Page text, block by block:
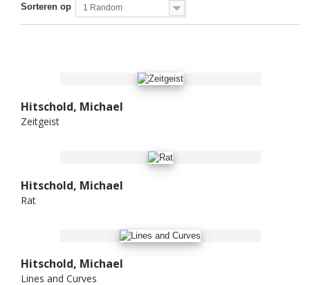
Sorteren op 1 Random
Hitschold, Michael
Zeitgeist
Hitschold, Michael
Rat
Hitschold, Michael
Lines and Curves